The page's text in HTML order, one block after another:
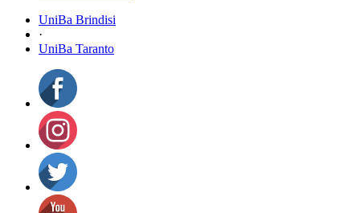
UniBa Brindisi
·
UniBa Taranto